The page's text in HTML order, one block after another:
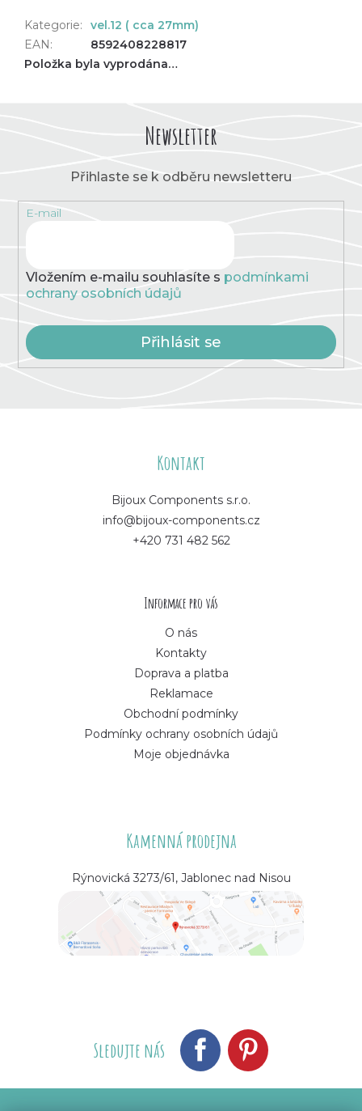
Kategorie:
vel.12 ( cca 27mm)
EAN:
8592408228817
Položka byla vyprodána…
Newsletter
Přihlaste se k odběru newsletteru
E-mail
Vložením e-mailu souhlasíte s podmínkami
ochrany osobních údajů
Přihlásit se
Kontakt
Bijoux Components s.r.o.
info@bijoux-components.cz
+420 731 482 562
Informace pro vás
O nás
Kontakty
Doprava a platba
Reklamace
Obchodní podmínky
Podmínky ochrany osobních údajů
Moje objednávka
Kamenná prodejna
Rýnovická 3273/61, Jablonec nad Nisou
Sledujte nás